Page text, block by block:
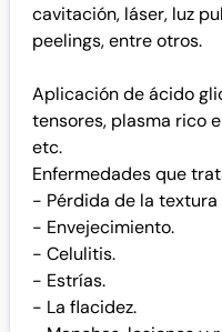
cavitación, láser, luz
peelings, entre otros.
Aplicación deácido
tensores, plasma rico
etc.
Enfermedades que
- Pérdida de la
- Envejecimiento.
- Celulitis.
- Estrías.
- La flacidez.